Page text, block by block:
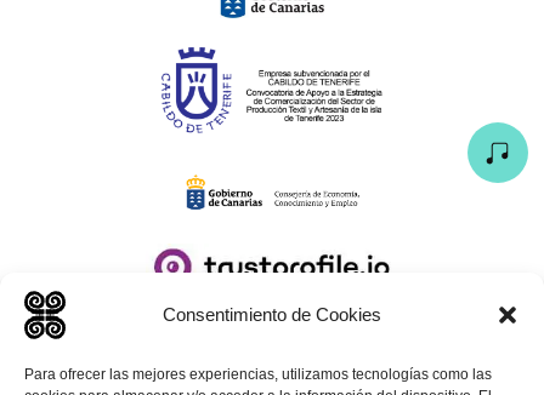
Consentimiento de Cookies
Para ofrecer las mejores experiencias, utilizamos tecnologías como las